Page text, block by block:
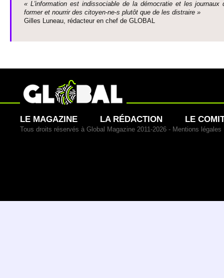
« L'information est indisso­ci­able de la démo­cratie et les journaux
former et nourrir des ci­to­yen-ne-s plutôt que de les dis­traire »
Gi­lles Luneau, rédacteur en chef de GLOBAL
LE MAGAZINE LA RÉDACTION LE
Tous droits réservés à Global Magazine 2011-2026 - Mentions légales